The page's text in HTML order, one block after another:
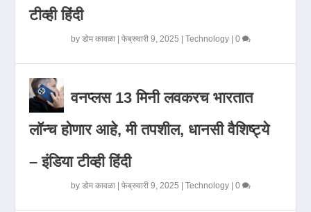
टीव्ही हिंदी
byडोम कावळा |फेब्रुवारी 9, 2025 |Technology |0
वनप्लस 13 मिनी लवकरच भारतात
लॉन्च होणार आहे, मी तपशील, धानसी वैशिष्ट्ये
– इंडिया टीव्ही हिंदी
byडोम कावळा |फेब्रुवारी 9, 2025 |Technology |0